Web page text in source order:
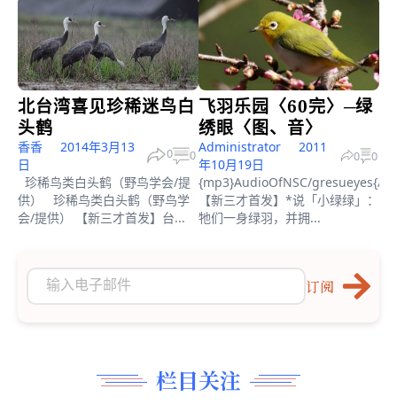
订阅
北台湾喜见珍稀迷鸟白
头鹤
香香
2014年3月13
日
0 0
珍稀鸟类白头鹤（野鸟学会/提
供） 珍稀鸟类白头鹤（野鸟学
会/提供） 【新三才首发】台...
飞羽乐园〈60完〉─绿
绣眼〈图、音〉
Administrator
2011
年10月19日
0 0
{mp3}AudioOfNSC/gresueyes{/
【新三才首发】*说「小绿绿」：
牠们一身绿羽，并拥...
栏目关注